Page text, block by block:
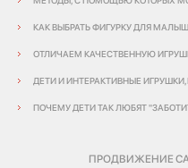
КАК ВЫБРАТЬ ФИГУРКУ ДЛЯ
ОТЛИЧАЕМ КАЧЕСТВЕННУЮ
ДЕТИ И ИНТЕРАКТИВНЫЕ
ПОЧЕМУ ДЕТИ ТАК ЛЮБЯТ
ПРОДВИЖЕНИЕ